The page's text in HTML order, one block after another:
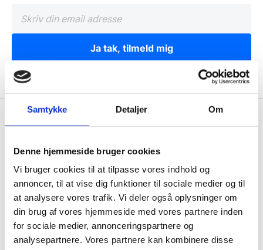
Samtykke Detaljer Om
Denne hjemmeside bruger cookies
Vi bruger cookies til at tilpasse vores indhold og
annoncer, til at vise dig funktioner til sociale medier og til
at analysere vores trafik. Vi deler også oplysninger om
din brug af vores hjemmeside med vores partnere inden
for sociale medier, annonceringspartnere og
analysepartnere. Vores partnere kan kombinere disse
Ja tak, tilmeld mig
Wallshop.dk
Gastrobutikken ApS
Rømersvej 33
7430 Ikast
CVR: 38952986
Telefon træffetid:
Tlf.71 99 30 98